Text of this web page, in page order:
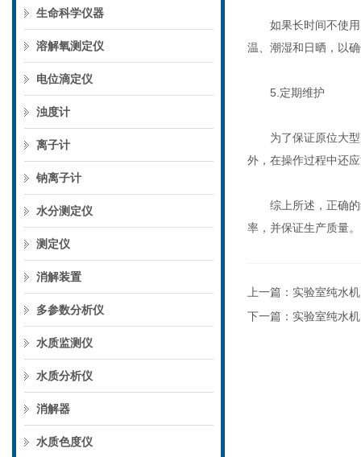
生命科学仪器
溶解氧测定仪
电位滴定仪
浊度计
离子计
钠离子计
水分测定仪
测定仪
消解装置
多参数分析仪
水质监测仪
水质分析仪
消解器
水质色度仪
如果长时间不使用
温、潮湿和日晒，以
5.定期维护
为了保证原位大型
外，在操作过程中还
综上所述，正确的
率，并保证生产质量。
上一篇： 实验室纯水
下一篇： 实验室纯水